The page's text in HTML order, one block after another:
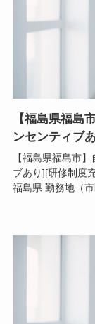
【福島県福島
ンセンティブ
【福島県福島市
ブあり][研修制度
福島県 勤務地（